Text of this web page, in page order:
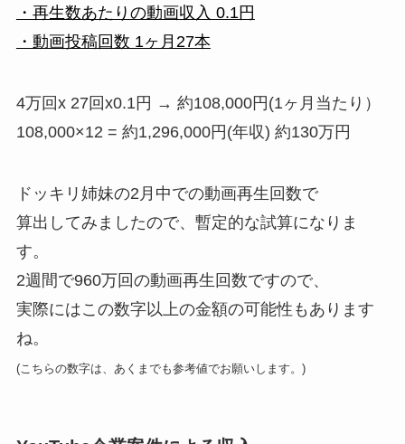
・再生数あたりの動画収入 0.1円
・動画投稿回数 1ヶ月27本
4万回x 27回x0.1円 → 約108,000円(1ヶ月当たり）
108,000×12 = 約1,296,000円(年収) 約130万円
ドッキリ姉妹の2月中での動画再生回数で
算出してみましたので、暫定的な試算になりま
す。
2週間で960万回の動画再生回数ですので、
実際にはこの数字以上の金額の可能性もあります
ね。
(こちらの数字は、あくまでも参考値でお願いします。)